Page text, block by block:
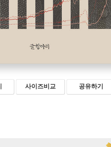
사이즈비교 공유하기